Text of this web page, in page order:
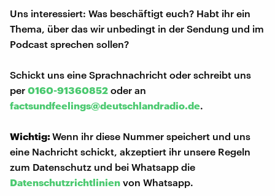
Uns interessiert: Was beschäftigt euch? Habt ihr ein
Thema, über das wir unbedingt in der Sendung und im
Podcast sprechen sollen?
Schickt uns eine Sprachnachricht oder schreibt uns
per 0160-91360852 oder an
factsundfeelings@deutschlandradio.de.
Wichtig:Wenn ihr diese Nummer speichert und uns
eine Nachricht schickt, akzeptiert ihr unsere Regeln
zum Datenschutz und bei Whatsapp die
Datenschutzrichtlinien von Whatsapp.